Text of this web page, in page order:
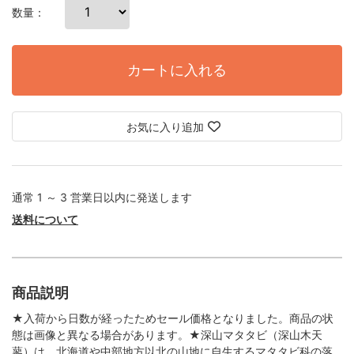
数量：
カートに入れる
お気に入り追加
通常 1 ～ 3 営業日以内に発送します
送料について
商品説明
★入荷から日数が経ったためセール価格となりました。商品の状
態は画像と異なる場合があります。★深山マタタビ（深山木天
蓼）は、北海道や中部地方以北の山地に自生するマタタビ科の落